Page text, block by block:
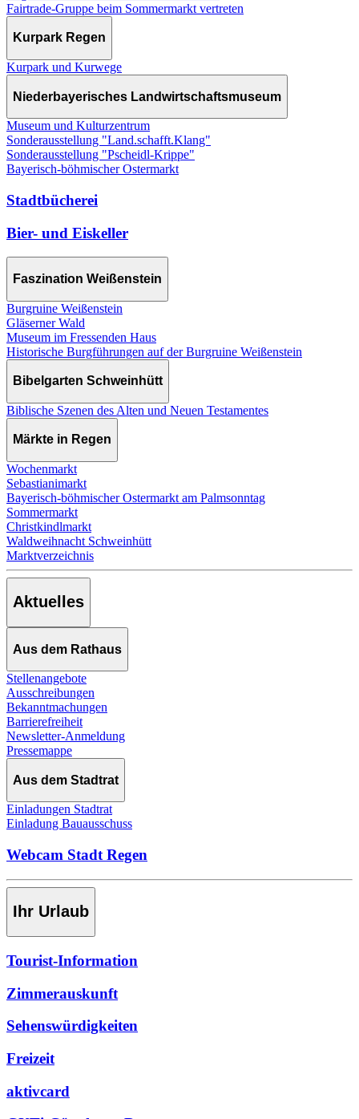
Fairtrade-Gruppe beim Sommermarkt vertreten
Kurpark Regen
Kurpark und Kurwege
Niederbayerisches Landwirtschaftsmuseum
Museum und Kulturzentrum
Sonderausstellung "Land.schafft.Klang"
Sonderausstellung "Pscheidl-Krippe"
Bayerisch-böhmischer Ostermarkt
Stadtbücherei
Bier- und Eiskeller
Faszination Weißenstein
Burgruine Weißenstein
Gläserner Wald
Museum im Fressenden Haus
Historische Burgführungen auf der Burgruine Weißenstein
Bibelgarten Schweinhütt
Biblische Szenen des Alten und Neuen Testamentes
Märkte in Regen
Wochenmarkt
Sebastianimarkt
Bayerisch-böhmischer Ostermarkt am Palmsonntag
Sommermarkt
Christkindlmarkt
Waldweihnacht Schweinhütt
Marktverzeichnis
Aktuelles
Aus dem Rathaus
Stellenangebote
Ausschreibungen
Bekanntmachungen
Barrierefreiheit
Newsletter-Anmeldung
Pressemappe
Aus dem Stadtrat
Einladungen Stadtrat
Einladung Bauausschuss
Webcam Stadt Regen
Ihr Urlaub
Tourist-Information
Zimmerauskunft
Sehenswürdigkeiten
Freizeit
aktivcard